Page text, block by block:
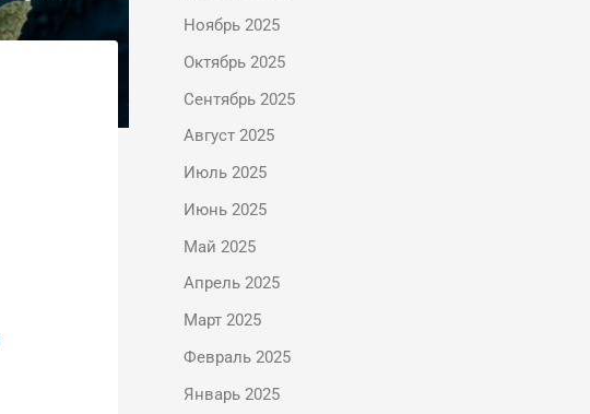
Ноябрь 2025
Октябрь 2025
Сентябрь 2025
Август 2025
Июль 2025
Июнь 2025
Май 2025
Апрель 2025
Март 2025
Февраль 2025
Январь 2025